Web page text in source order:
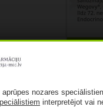
nozares
interpretējot vai